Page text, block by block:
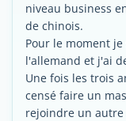
niveau business
de chinois.
Pour le moment
l'allemand et j'ai
Une fois les trois
censé faire un
rejoindre un